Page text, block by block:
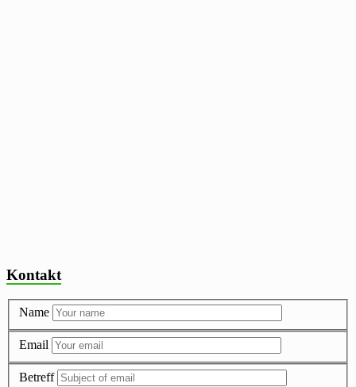
Kontakt
Name
Email
Betreff